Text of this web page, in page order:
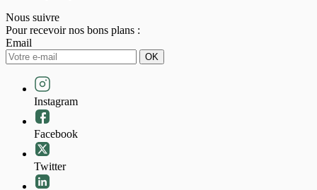
Nous suivre
Pour recevoir nos bons plans :
Email
OK
Instagram
Facebook
Twitter